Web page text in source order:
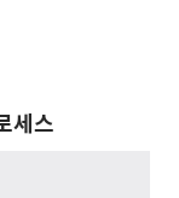
세스